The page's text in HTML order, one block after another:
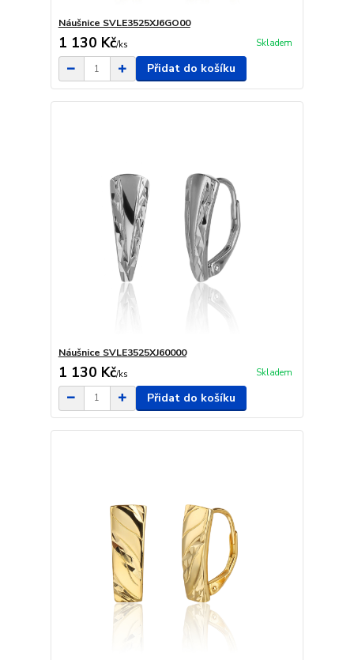
Náušnice SVLE3525XJ6GO00
1 130 Kč/ks Skladem
Přidat do košíku
Náušnice SVLE3525XJ60000
1 130 Kč/ks Skladem
Přidat do košíku